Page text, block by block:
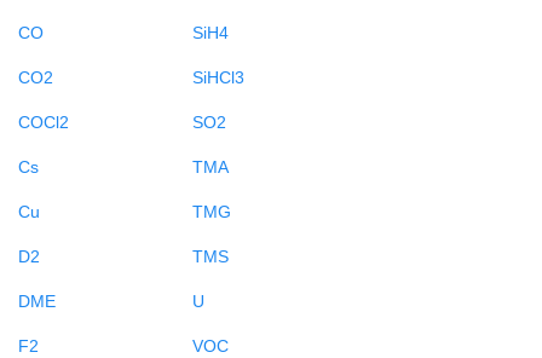
CO
CO2
COCl2
Cs
Cu
D2
DME
F2
SiH4
SiHCl3
SO2
TMA
TMG
TMS
U
VOC